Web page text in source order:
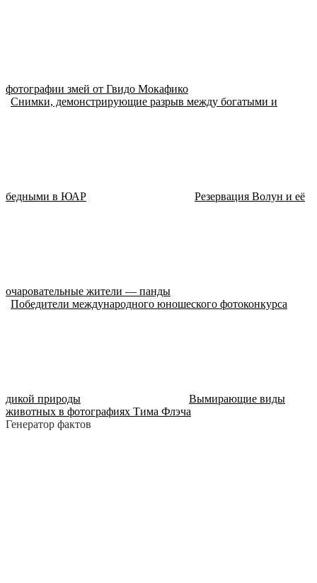
фотографии змей от Гвидо Мокафико
Снимки, демонстрирующие разрыв между богатыми и
бедными в ЮАР Резервация Волун и её
очаровательные жители — панды
Победители международного юношеского фотоконкурса
дикой природы
Вымирающие виды
животных в фотографиях Тима Флэча
Генератор фактов